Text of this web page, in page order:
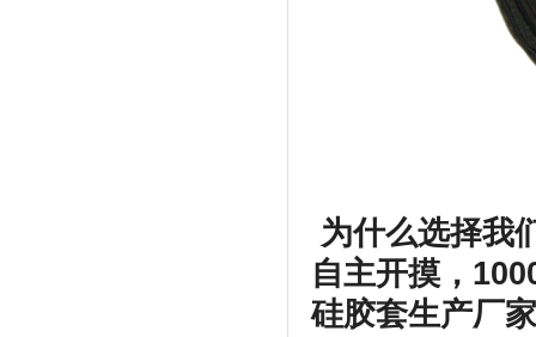
为什么选择我
自主开摸，
硅胶套生产厂